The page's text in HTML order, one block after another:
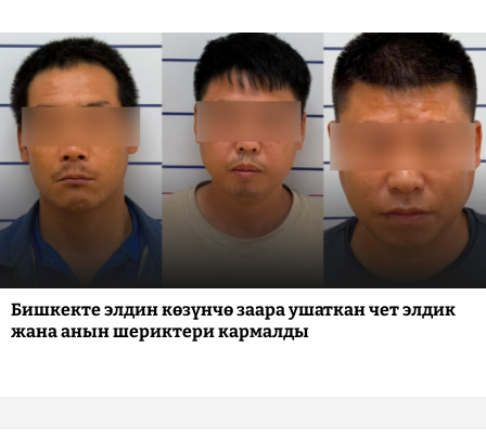
Бишкекте элдин көзүнчө заара ушаткан чет элдик
жана анын шериктери кармалды